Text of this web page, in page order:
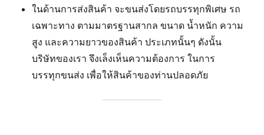
ในด้านการส่งสินค้า จะขนส่งโดยรถบรรทุกพิเศษ รถ
เฉพาะทาง ตามมาตรฐานสากล ขนาด น้ำหนัก ความ
สูง และความยาวของสินค้า ประเภทนั้นๆ ดังนั้น
บริษัทของเรา จึงเล็งเห็นความต้องการ ในการ
บรรทุกขนส่ง เพื่อให้สินค้าของท่านปลอดภัย